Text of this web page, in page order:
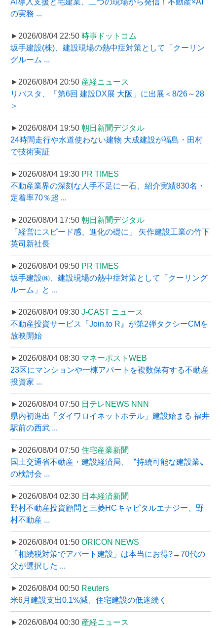
の実務 ...
►2026/08/04 22:50 時事ドットコム
坂手建設(株)、建設現場の熱中症対策として「クーリン
グルーム ...
►2026/08/04 20:50 産経ニュース
リバスタ、「第6回 建設DX展 大阪」に出展＜8/26～28
＞
►2026/08/04 19:50 朝日新聞デジタル
24時間走行や水道使わない建物 大成建設が福島・田村
で技術実証
►2026/08/04 19:30 PR TIMES
不動産業界の深刻な人手不足に一石、紹介実績830名・
定着率70％超 ...
►2026/08/04 17:50 朝日新聞デジタル
「経営にスピード感、進化の礎に」 矢作建設工業の竹下
英司新社長
►2026/08/04 09:50 PR TIMES
坂手建設㈱、建設現場の熱中症対策として「クーリング
ルーム」と ...
►2026/08/04 09:30 J-CAST ニュース
不動産投資サービス『Join.to R』が第2弾タクシーCMを
放映開始
►2026/08/04 08:30 マネーポストWEB
23区にマンションや一棟アパートを複数保有する不動産
投資家 ...
►2026/08/04 07:50 日テレNEWS NNN
県内初進出「ダイワロイネットホテル」建設始まる 福井
駅前の西武 ...
►2026/08/04 07:50 住宅産業新聞
国土交通省不動産・建設経済局、〝持続可能な建設業〟
の検討会 ...
►2026/08/04 02:30 日本経済新聞
野村不動産投資顧問と三菱HCキャピタルエナジー、野
村不動産 ...
►2026/08/04 01:50 ORICON NEWS
「相続税対策でアパート建設」は本当にお得?→70代の
父が選択した ...
►2026/08/04 00:50 Reuters
米6月建設支出0.1%減、住宅建設の低迷続く
►2026/08/04 00:30 産経ニュース